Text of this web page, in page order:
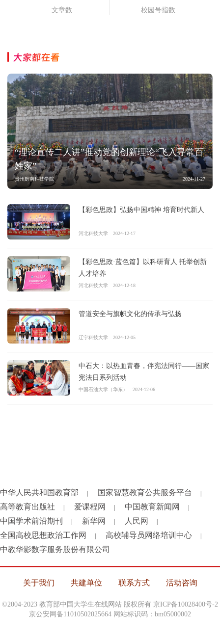
文章数 校园号指数
大家都在看
“理论宣传二人讲”推动党的创新理论“飞入寻常百
姓家”
贵州黔南科技学院 2024-11-27
【彩色思政】弘扬中国精神 培育时代新人
河北科技大学 2024-12-17
【彩色思政·蓝色篇】以科研育人 托举创新
人才培养
河北科技大学 2024-12-18
管道安全与旗帜文化的传承与弘扬
辽宁科技大学 2024-12-05
中石大：以热血青春，伴宪法同行——国家
宪法日系列活动
中国石油大学（华东） 2024-12-06
中华人民共和国教育部 国家智慧教育公共服务平台
高等教育出版社 爱课程网 中国教育新闻网
中国学术前沿期刊 新华网 人民网
全国高校思想政治工作网 高校辅导员网络培训中心
中教华影数字服务股份有限公司
关于我们 共建单位 联系方式 活动咨询
©2004-2023 教育部中国大学生在线网站 版权所有 京ICP备10028400号-2
京公安网备11010502025664 网站标识码：bm05000002